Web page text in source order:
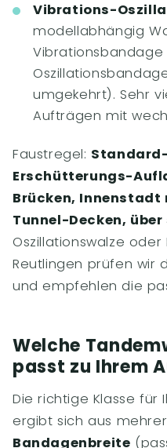
Vibrations-
modellabhängig
umgekehrt). Sehr
Aufträgen mit
Faustregel:
Erschütterungs-
Brücken, Innenstadt
Tunnel-Decken,
Oszillationswalze
Reutlingen prüfen wir
und empfehlen die
Welche
passt zu Ihrem
Die richtige Klasse für
ergibt sich aus
Bandagenbreite